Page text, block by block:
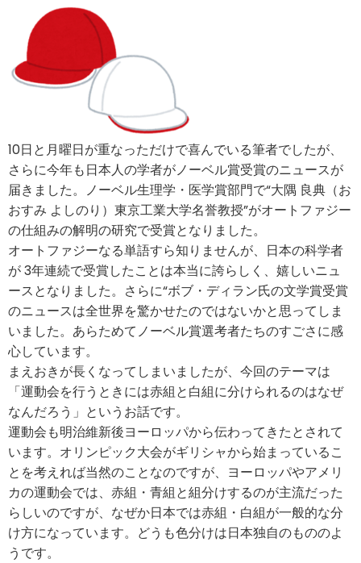
10日と月曜日が重なっただけで喜んでいる筆者でしたが、
さらに今年も日本人の学者がノーベル賞受賞のニュースが
届きました。ノーベル生理学・医学賞部門で“大隅 良典（お
おすみ よしのり）東京工業大学名誉教授”がオートファジー
の仕組みの解明の研究で受賞となりました。
オートファジーなる単語すら知りませんが、日本の科学者
が 3年連続で受賞したことは本当に誇らしく、嬉しいニュ
ースとなりました。さらに“ボブ・ディラン氏の文学賞受賞
のニュースは全世界を驚かせたのではないかと思ってしま
いました。あらためてノーベル賞選考者たちのすごさに感
心しています。
まえおきが長くなってしまいましたが、今回のテーマは
「運動会を行うときには赤組と白組に分けられるのはなぜ
なんだろう」というお話です。
運動会も明治維新後ヨーロッパから伝わってきたとされて
います。オリンピック大会がギリシャから始まっているこ
とを考えれば当然のことなのですが、ヨーロッパやアメリ
カの運動会では、赤組・青組と組分けするのが主流だった
らしいのですが、なぜか日本では赤組・白組が一般的な分
け方になっています。どうも色分けは日本独自のもののよ
うです。